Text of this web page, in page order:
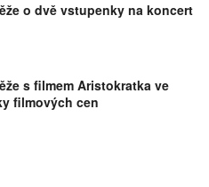
o dvě vstupenky na koncert
s filmem Aristokratka ve
filmových cen